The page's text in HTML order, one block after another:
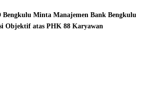
Minta Manajemen Bank Bengkulu
Objektif atas PHK 88 Karyawan